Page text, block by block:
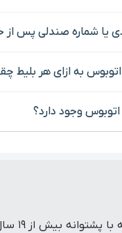
یا شماره صندلی پس از
اتوبوس به ازای هر بلیط
اتوبوس وجود دارد؟